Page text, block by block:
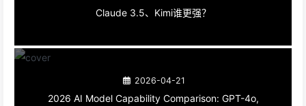
Claude 3.5、Kimi谁更强？
2026-04-21
2026 AI Model Capability Comparison: GPT-4o,